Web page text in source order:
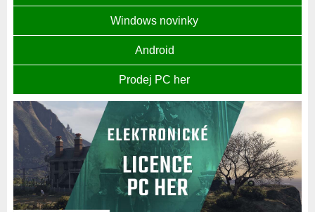
Windows novinky
Android
Prodej PC her